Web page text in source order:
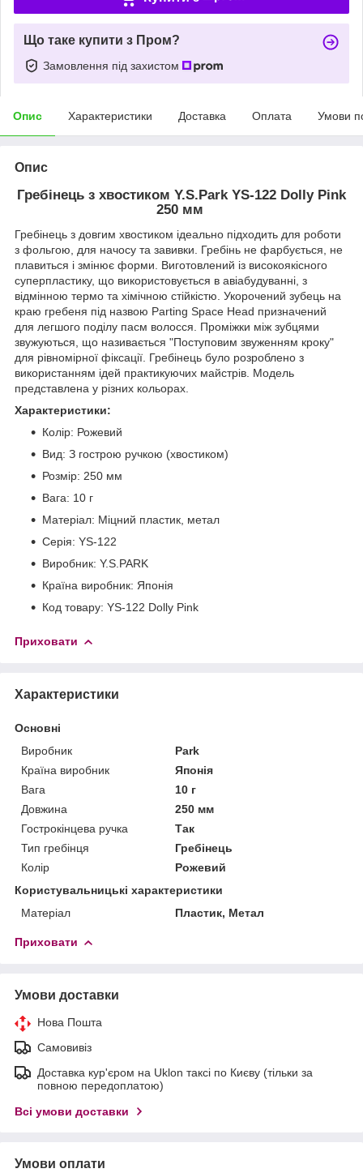
Що таке купити з Пром?
Замовлення під захистом
Опис Характеристики Доставка Оплата Умови
Опис
Гребінець з хвостиком Y.S.Park YS-122 Dolly Pink
250 мм
Гребінець з довгим хвостиком ідеально підходить для роботи
з фольгою, для начосу та завивки. Гребінь не фарбується, не
плавиться і змінює форми. Виготовлений із високоякісного
суперпластику, що використовується в авіабудуванні, з
відмінною термо та хімічною стійкістю. Укорочений зубець на
краю гребеня під назвою Parting Space Head призначений
для легшого поділу пасм волосся. Проміжки між зубцями
звужуються, що називається "Поступовим звуженням кроку"
для рівномірної фіксації. Гребінець було розроблено з
використанням ідей практикуючих майстрів. Модель
представлена у різних кольорах.
Характеристики:
Колір: Рожевий
Вид: З гострою ручкою (хвостиком)
Розмір: 250 мм
Вага: 10 г
Матеріал: Міцний пластик, метал
Серія: YS-122
Виробник: Y.S.PARK
Країна виробник: Японія
Код товару: YS-122 Dolly Pink
Приховати
Характеристики
Основні
Виробник
Park
Країна виробник
Японія
Вага
10 г
Довжина
250 мм
Гострокінцева ручка
Так
Тип гребінця
Гребінець
Колір
Рожевий
Користувальницькі характеристики
Матеріал
Пластик, Метал
Приховати
Умови доставки
Нова Пошта
Самовивіз
Доставка кур'єром на Uklon таксі по Києву (тільки за
повною передоплатою)
Всі умови доставки
Умови оплати